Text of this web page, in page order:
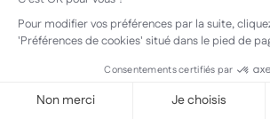
Onboarding
Formation forces de vente
Formation aux logiciels